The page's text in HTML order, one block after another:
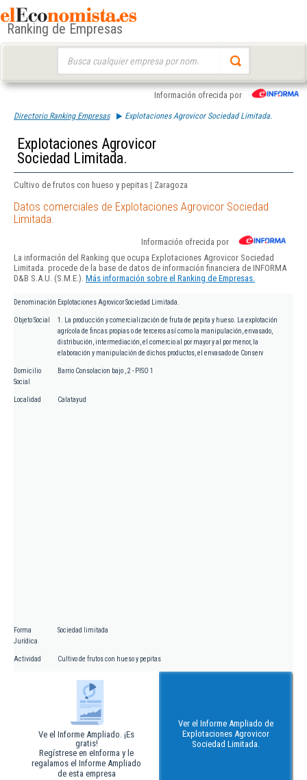
Ranking de Empresas
Información ofrecida por
Directorio Ranking Empresas Explotaciones Agrovicor Sociedad Limitada.
Explotaciones Agrovicor
Sociedad Limitada.
Cultivo de frutos con hueso y pepitas | Zaragoza
Datos comerciales de Explotaciones Agrovicor Sociedad
Limitada.
Información ofrecida por
La información del Ranking que ocupa Explotaciones Agrovicor Sociedad
Limitada. procede de la base de datos de información financiera de INFORMA
D&B S.A.U. (S.M.E.). Más información sobre el Ranking de Empresas.
Denominación Explotaciones Agrovicor Sociedad Limitada.
Objeto Social
1. La producción y comercialización de fruta de pepita y hueso. La explotación
agrícola de fincas propias o de terceros así como la manipulación, envasado,
distribución, intermediación, el comercio al por mayor y al por menor, la
elaboración y manipulación de dichos productos, el envasado de Conserv
Domicilio
Social
Barrio Consolacion bajo , 2 - PISO 1
Localidad Calatayud
Forma
Jurídica
Sociedad limitada
Actividad Cultivo de frutos con hueso y pepitas
Ve el Informe Ampliado. ¡Es
gratis!
Regístrese en eInforma y le
regalamos el Informe Ampliado
de esta empresa
Ver el Informe Ampliado de
Explotaciones Agrovicor
Sociedad Limitada.